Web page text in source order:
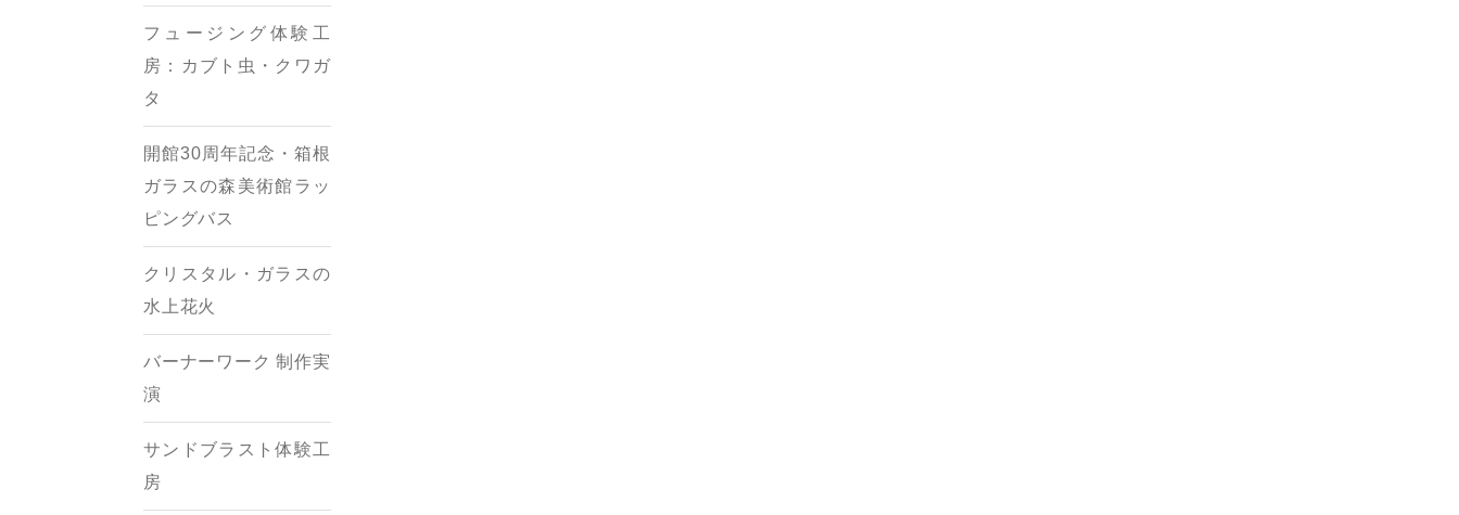
フュージング体験工
房：カブト虫・クワガ
タ
開館30周年記念・箱根
ガラスの森美術館ラッ
ピングバス
クリスタル・ガラスの
水上花火
バーナーワーク 制作実
演
サンドブラスト体験工
房